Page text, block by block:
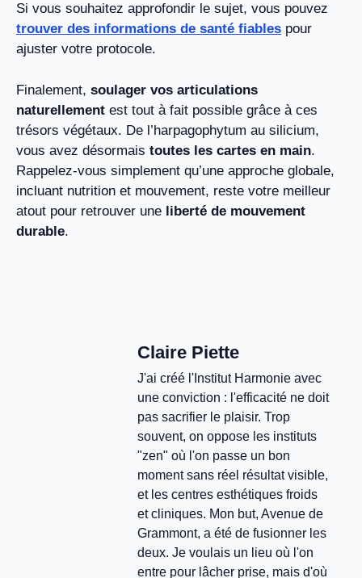
Si vous souhaitez approfondir le sujet, vous pouvez
trouver des informations de santé fiables pour
ajuster votre protocole.
Finalement, soulager vos articulations
naturellement est tout à fait possible grâce à ces
trésors végétaux. De l’harpagophytum au silicium,
vous avez désormais toutes les cartes en main.
Rappelez-vous simplement qu’une approche globale,
incluant nutrition et mouvement, reste votre meilleur
atout pour retrouver une liberté de mouvement
durable.
Claire Piette
J'ai créé l'Institut Harmonie avec
une conviction : l'efficacité ne doit
pas sacrifier le plaisir. Trop
souvent, on oppose les instituts
"zen" où l'on passe un bon
moment sans réel résultat visible,
et les centres esthétiques froids
et cliniques. Mon but, Avenue de
Grammont, a été de fusionner les
deux. Je voulais un lieu où l'on
entre pour lâcher prise, mais d'où